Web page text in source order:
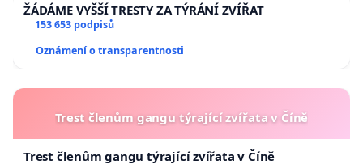
ŽÁDÁME VYŠŠÍ TRESTY ZA TÝRÁNÍ ZVÍŘAT
153 653 podpisů
Oznámení o transparentnosti
Trest členům gangu týrající zvířata v Číně
Trest členům gangu týrající zvířata v Číně